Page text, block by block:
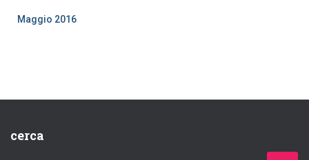
Maggio 2016
cerca